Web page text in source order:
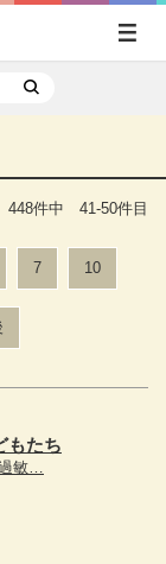
448件中 41-50件目
7 10
もたち
敏…